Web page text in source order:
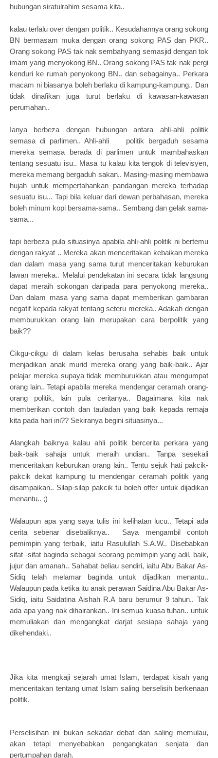
hubungan siratulrahim sesama kita..
kalau terlalu over dengan politik.. Kesudahannya orang sokong
BN bermasam muka dengan orang sokong PAS dan PKR..
Orang sokong PAS tak nak sembahyang semasjid dengan tok
imam yang menyokong BN.. Orang sokong PAS tak nak pergi
kenduri ke rumah penyokong BN.. dan sebagainya.. Perkara
macam ni biasanya boleh berlaku di kampung-kampung.. Dan
tidak dinafikan juga turut berlaku di kawasan-kawasan
perumahan..
Ianya berbeza dengan hubungan antara ahli-ahli politik
semasa di parlimen.. Ahli-ahli politik bergaduh sesama
mereka semasa berada di parlimen untuk mambahaskan
tentang sesuatu isu.. Masa tu kalau kita tengok di televisyen,
mereka memang bergaduh sakan.. Masing-masing membawa
hujah untuk mempertahankan pandangan mereka terhadap
sesuatu isu... Tapi bila keluar dari dewan perbahasan, mereka
boleh minum kopi bersama-sama.. Sembang dan gelak sama-
sama...
tapi berbeza pula situasinya apabila ahli-ahli politik ni bertemu
dengan rakyat .. Mereka akan menceritakan kebaikan mereka
dan dalam masa yang sama turut menceritakan keburukan
lawan mereka.. Melalui pendekatan ini secara tidak langsung
dapat meraih sokongan daripada para penyokong mereka..
Dan dalam masa yang sama dapat memberikan gambaran
negatif kepada rakyat tentang seteru mereka.. Adakah dengan
memburukkan orang lain merupakan cara berpolitik yang
baik??
Cikgu-cikgu di dalam kelas berusaha sehabis baik untuk
menjadikan anak murid mereka orang yang baik-baik.. Ajar
pelajar mereka supaya tidak memburukkan atau mengumpat
orang lain.. Tetapi apabila mereka mendengar ceramah orang-
orang politik, lain pula ceritanya.. Bagaimana kita nak
memberikan contoh dan tauladan yang baik kepada remaja
kita pada hari ini?? Sekiranya begini situasinya...
Alangkah baiknya kalau ahli politik bercerita perkara yang
baik-baik sahaja untuk meraih undian.. Tanpa sesekali
menceritakan keburukan orang lain.. Tentu sejuk hati pakcik-
pakcik dekat kampung tu mendengar ceramah politik yang
disampaikan.. Silap-silap pakcik tu boleh offer untuk dijadikan
menantu.. ;)
Walaupun apa yang saya tulis ini kelihatan lucu.. Tetapi ada
cerita sebenar disebaliknya.. Saya mengambil contoh
pemimpin yang terbaik, iaitu Rasulullah S.A.W.. Disebabkan
sifat -sifat baginda sebagai seorang pemimpin yang adil, baik,
jujur dan amanah.. Sahabat beliau sendiri, iaitu Abu Bakar As-
Sidiq telah melamar baginda untuk dijadikan menantu..
Walaupun pada ketika itu anak perawan Saidina Abu Bakar As-
Sidiq, iaitu Saidatina Aishah R.A baru berumur 9 tahun.. Tak
ada apa yang nak dihairankan.. Ini semua kuasa tuhan.. untuk
memuliakan dan mengangkat darjat sesiapa sahaja yang
dikehendaki..
Jika kita mengkaji sejarah umat Islam, terdapat kisah yang
menceritakan tentang umat Islam saling berselisih berkenaan
politik.
Perselisihan ini bukan sekadar debat dan saling memulau,
akan tetapi menyebabkan pengangkatan senjata dan
pertumpahan darah.